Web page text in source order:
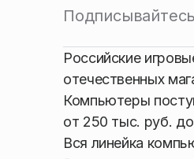
Российские
отечественных
Компьютеры
от 250 тыс. руб.
Вся линейка